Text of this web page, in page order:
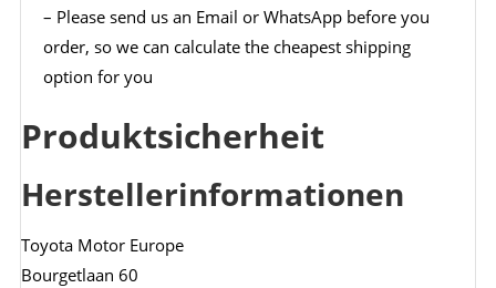
– Please send us an Email or WhatsApp before you
order, so we can calculate the cheapest shipping
option for you
Produktsicherheit
Herstellerinformationen
Toyota Motor Europe
Bourgetlaan 60